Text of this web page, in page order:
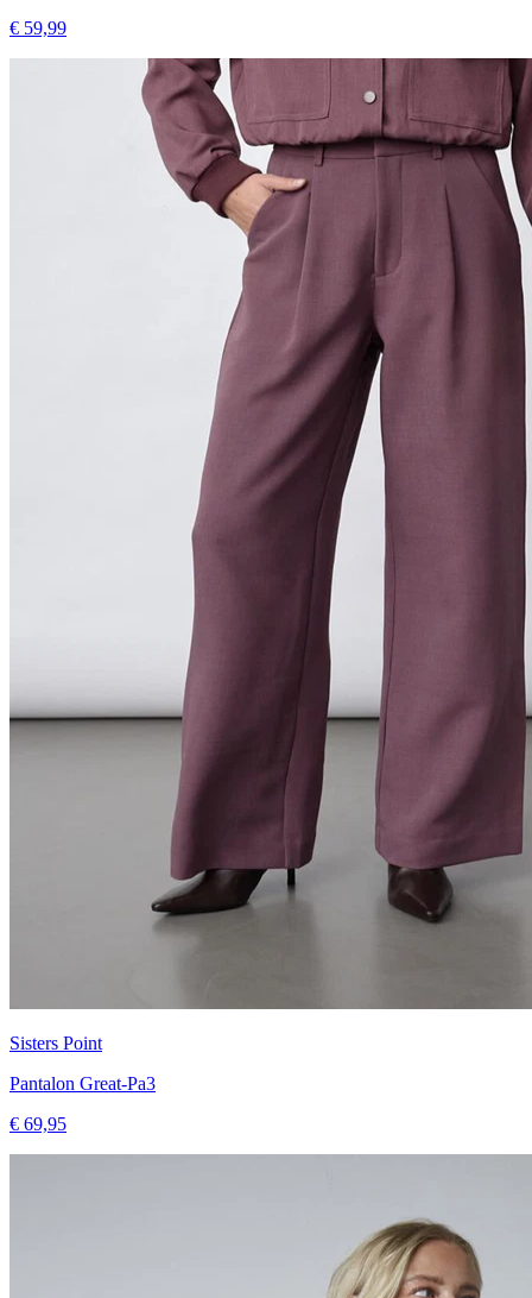
€ 59,99
Sisters Point
Pantalon Great-Pa3
€ 69,95